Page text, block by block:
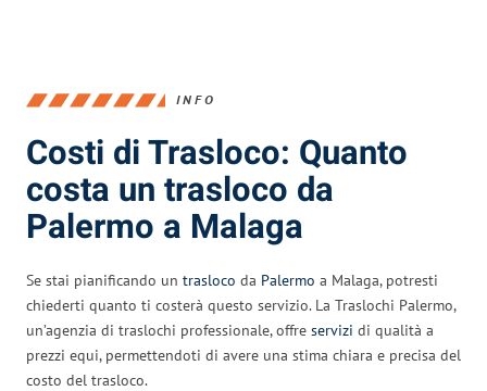
INFO
Costi di Trasloco: Quanto
costa un trasloco da
Palermo a Malaga
Se stai pianificando un trasloco da Palermo a Malaga, potresti
chiederti quanto ti costerà questo servizio. La Traslochi Palermo,
un’agenzia di traslochi professionale, offre servizi di qualità a
prezzi equi, permettendoti di avere una stima chiara e precisa del
costo del trasloco.